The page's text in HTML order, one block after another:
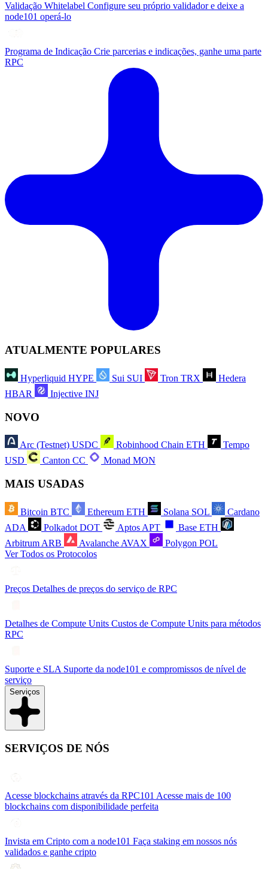
Validação Whitelabel Configure seu próprio validador e deixe a
node101 operá-lo
Programa de Indicação Crie parcerias e indicações, ganhe uma parte
RPC
ATUALMENTE POPULARES
Hyperliquid HYPE Sui SUI Tron TRX
Hedera
HBAR
Injective INJ
NOVO
Arc (Testnet) USDC Robinhood Chain ETH
Tempo
USD
Canton CC Monad MON
MAIS USADAS
Bitcoin BTC Ethereum ETH Solana SOL
Cardano
ADA
Polkadot DOT Aptos APT Base ETH
Arbitrum ARB Avalanche AVAX Polygon POL
Ver Todos os Protocolos
Preços Detalhes de preços do serviço de RPC
Detalhes de Compute Units Custos de Compute Units para métodos
RPC
Suporte e SLA Suporte da node101 e compromissos de nível de
serviço
Serviços
SERVIÇOS DE NÓS
Acesse blockchains através da RPC101 Acesse mais de 100
blockchains com disponibilidade perfeita
Invista em Cripto com a node101 Faça staking em nossos nós
validados e ganhe cripto